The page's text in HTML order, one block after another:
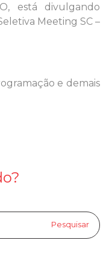
está divulgando
Meeting SC –
e demais